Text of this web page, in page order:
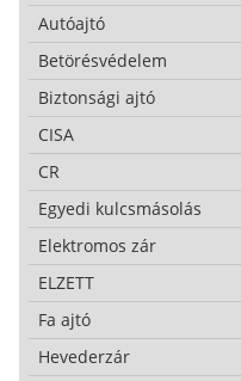
Autóajtó
Betörésvédelem
Biztonsági ajtó
CISA
CR
Egyedi kulcsmásolás
Elektromos zár
ELZETT
Fa ajtó
Hevederzár